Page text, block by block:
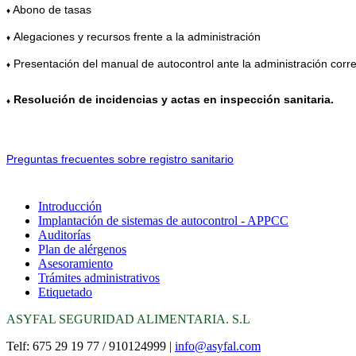
♦ Abono de tasas
♦ Alegaciones y recursos frente a la administración
♦ Presentación del manual de autocontrol ante la administración
♦ Resolución de incidencias y actas en inspección sanitaria.
Preguntas frecuentes sobre registro sanitario
Introducción
Implantación de sistemas de autocontrol - APPCC
Auditorías
Plan de alérgenos
Asesoramiento
Trámites administrativos
Etiquetado
ASYFAL SEGURIDAD ALIMENTARIA. S.L
Telf: 675 29 19 77 / 910124999 | info@asyfal.com